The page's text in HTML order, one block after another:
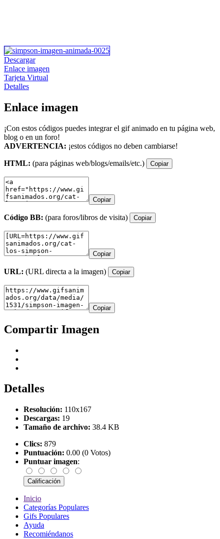
Descargar
Enlace imagen
Tarjeta Virtual
Detalles
Enlace imagen
¡Con estos códigos puedes integrar el gif animado en tu página web,
blog o en un foro!
ADVERTENCIA: ¡estos códigos no deben cambiarse!
HTML: (para páginas web/blogs/emails/etc.) Copiar
Copiar
Código BB: (para foros/libros de visita) Copiar
Copiar
URL: (URL directa a la imagen) Copiar
Copiar
Compartir Imagen
Detalles
Resolución: 110x167
Descargas: 19
Tamaño de archivo: 38.4 KB
Clics: 879
Puntuación: 0.00 (0 Votos)
Puntuar imagen:
Inicio
Categorías Populares
Gifs Populares
Ayuda
Recomiéndanos